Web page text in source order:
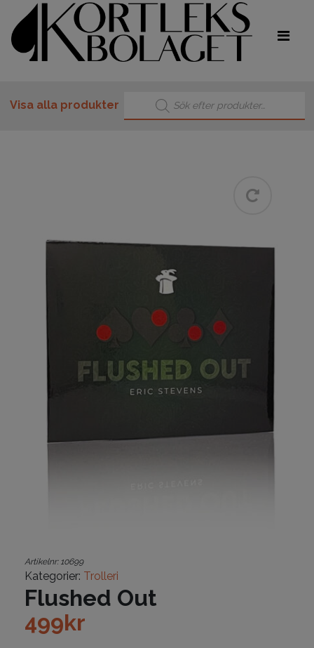
Visa alla produkter
Produktsökning
Artikelnr: 10699
Kategorier: Trolleri
Flushed Out
499kr